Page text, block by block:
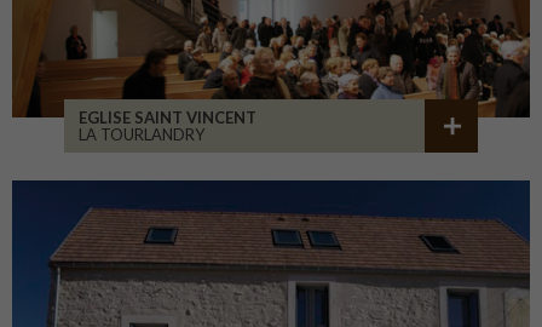
EGLISE SAINT VINCENT
LA TOURLANDRY